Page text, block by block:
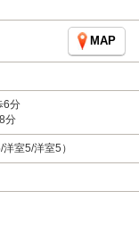
MAP
6分
分
室5/洋室5）